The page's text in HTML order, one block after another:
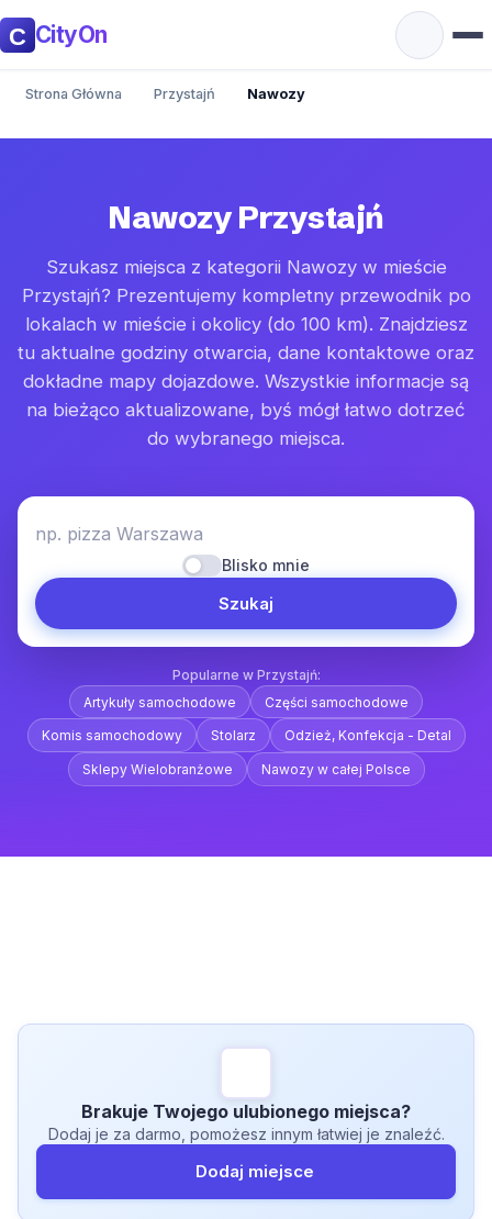
CityOn
Strona Główna Przystajń Nawozy
Nawozy Przystajń
Szukasz miejsca z kategorii Nawozy w mieście
Przystajń? Prezentujemy kompletny przewodnik po
lokalach w mieście i okolicy (do 100 km). Znajdziesz
tu aktualne godziny otwarcia, dane kontaktowe oraz
dokładne mapy dojazdowe. Wszystkie informacje są
na bieżąco aktualizowane, byś mógł łatwo dotrzeć
do wybranego miejsca.
np. pizza Warszawa
Blisko mnie
Szukaj
Popularne w Przystajń:
Artykuły samochodowe
Części samochodowe
Komis samochodowy Stolarz Odzież, Konfekcja - Detal
Sklepy Wielobranżowe Nawozy w całej Polsce
Brakuje Twojego ulubionego miejsca?
Dodaj je za darmo, pomożesz innym łatwiej je znaleźć.
Dodaj miejsce